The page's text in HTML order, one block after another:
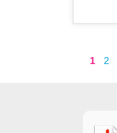
1 2